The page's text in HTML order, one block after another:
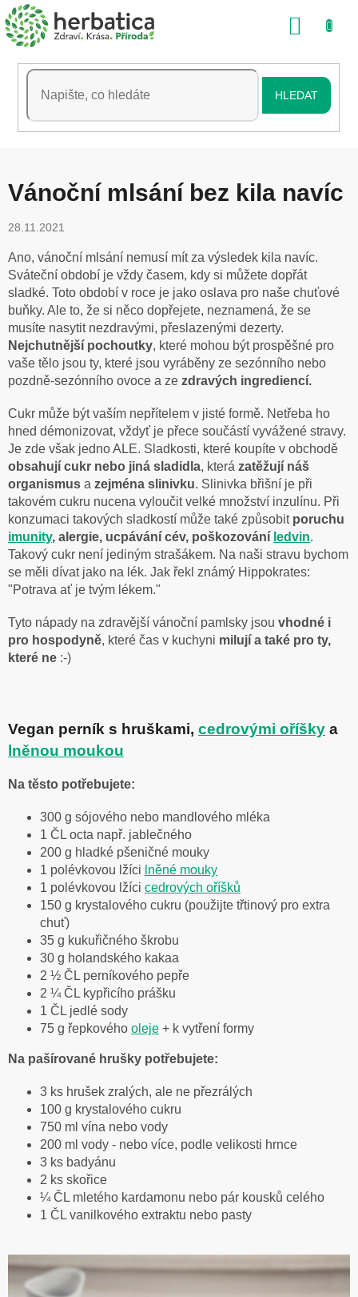
Přejít
na
obsah
HLEDAT
Vánoční mlsání bez kila navíc
28.11.2021
Ano, vánoční mlsání nemusí mít za výsledek kila navíc.
Sváteční období je vždy časem, kdy si můžete dopřát
sladké. Toto období v roce je jako oslava pro naše chuťové
buňky. Ale to, že si něco dopřejete, neznamená, že se
musíte nasytit nezdravými, přeslazenými dezerty.
Nejchutnější pochoutky, které mohou být prospěšné pro
vaše tělo jsou ty, které jsou vyráběny ze sezónního nebo
pozdně-sezónního ovoce a ze zdravých ingrediencí.
Cukr může být vaším nepřítelem v jisté formě. Netřeba ho
hned démonizovat, vždyť je přece součástí vyvážené stravy.
Je zde však jedno ALE. Sladkosti, které koupíte v obchodě
obsahují cukr nebo jiná sladidla, která zatěžují náš
organismus a zejména slinivku. Slinivka břišní je při
takovém cukru nucena vyloučit velké množství inzulínu. Při
konzumaci takových sladkostí může také způsobit poruchu
imunity, alergie, ucpávání cév, poškozování ledvin.
Takový cukr není jediným strašákem. Na naši stravu bychom
se měli dívat jako na lék. Jak řekl známý Hippokrates:
"Potrava ať je tvým lékem."
Tyto nápady na zdravější vánoční pamlsky jsou vhodné i
pro hospodyně, které čas v kuchyni milují a také pro ty,
které ne :-)
Vegan perník s hruškami, cedrovými oříšky a
lněnou moukou
Na těsto potřebujete:
300 g sójového nebo mandlového mléka
1 ČL octa např. jablečného
200 g hladké pšeničné mouky
1 polévkovou lžíci lněné mouky
1 polévkovou lžíci cedrových oříšků
150 g krystalového cukru (použijte třtinový pro extra
chuť)
35 g kukuřičného škrobu
30 g holandského kakaa
2 ½ ČL perníkového pepře
2 ¼ ČL kypřicího prášku
1 ČL jedlé sody
75 g řepkového oleje + k vytření formy
Na pašírované hrušky potřebujete:
3 ks hrušek zralých, ale ne přezrálých
100 g krystalového cukru
750 ml vína nebo vody
200 ml vody - nebo více, podle velikosti hrnce
3 ks badyánu
2 ks skořice
¼ ČL mletého kardamonu nebo pár kousků celého
1 ČL vanilkového extraktu nebo pasty